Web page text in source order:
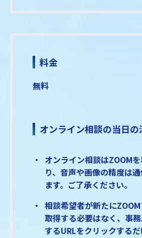
料金
無料
オンライン相談の当日の
オンライン相談はZOOM
り、音声や画像の精度は
ます。ご了承ください。
相談希望者が新たに
取得する必要はなく、事
するURLをクリックする